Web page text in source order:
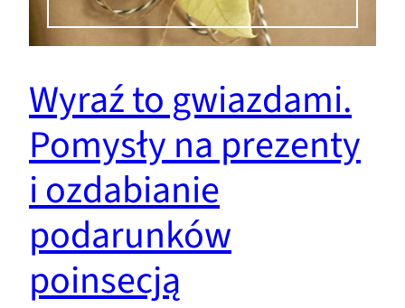
Wyraź to gwiazdami.
Pomysły na prezenty
i ozdabianie
podarunków
poinsecją